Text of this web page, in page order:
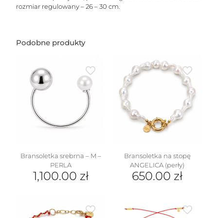
rozmiar regulowany – 26 – 30 cm.
Podobne produkty
Bransoletka srebrna – M –
PERLA
1,100.00 zł
Bransoletka na stopę
ANGELICA (perły)
650.00 zł
wiele